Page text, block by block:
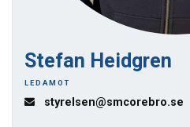
Stefan Heidgren
LEDAMOT
styrelsen@smcorebro.se